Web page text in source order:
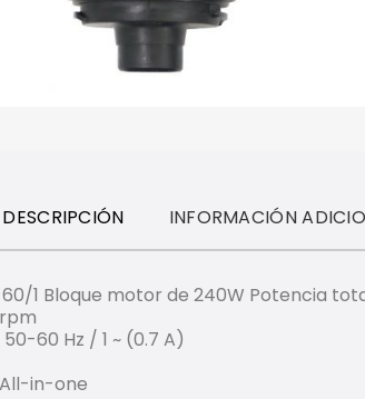
DESCRIPCIÓN INFORMACIÓN
1 Bloque motor de 240W Potencia
60 Hz / 1 ~ (0.7 A)
All-in-one